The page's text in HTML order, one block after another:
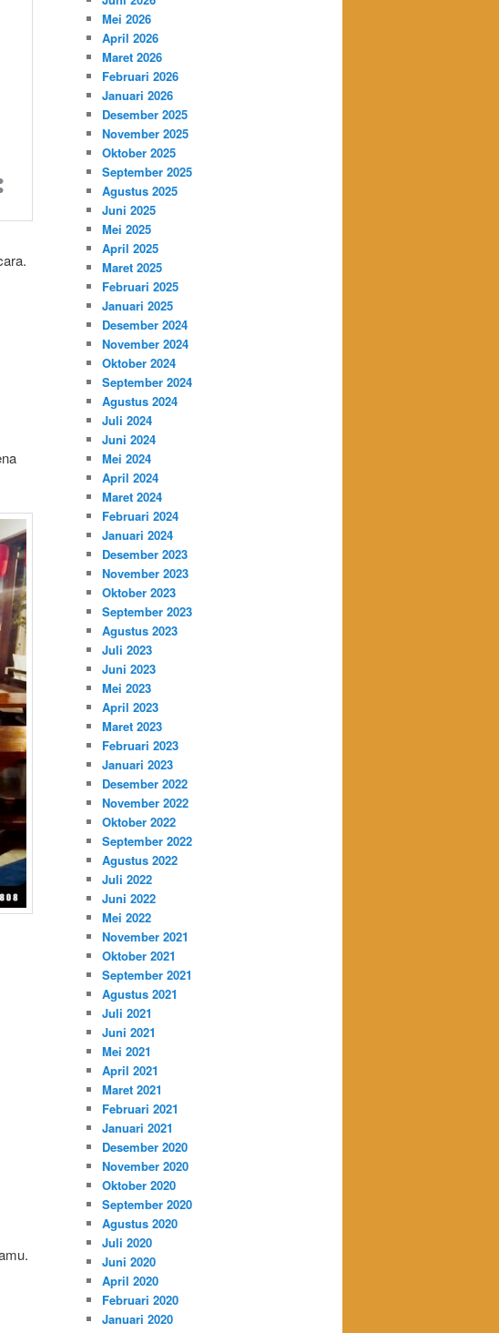
Mei 2026
April 2026
Maret 2026
Februari 2026
Januari 2026
Desember 2025
November 2025
Oktober 2025
September 2025
Agustus 2025
Juni 2025
Mei 2025
April 2025
Maret 2025
Februari 2025
Januari 2025
Desember 2024
November 2024
Oktober 2024
September 2024
Agustus 2024
Juli 2024
Juni 2024
Mei 2024
April 2024
Maret 2024
Februari 2024
Januari 2024
Desember 2023
November 2023
Oktober 2023
September 2023
Agustus 2023
Juli 2023
Juni 2023
Mei 2023
April 2023
Maret 2023
Februari 2023
Januari 2023
Desember 2022
November 2022
Oktober 2022
September 2022
Agustus 2022
Juli 2022
Juni 2022
Mei 2022
November 2021
Oktober 2021
September 2021
Agustus 2021
Juli 2021
Juni 2021
Mei 2021
April 2021
Maret 2021
Februari 2021
Januari 2021
Desember 2020
November 2020
Oktober 2020
September 2020
Agustus 2020
Juli 2020
Juni 2020
April 2020
Februari 2020
Januari 2020